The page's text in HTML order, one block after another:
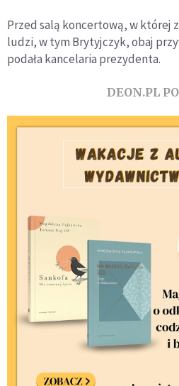
Przed salą koncertową, w której
ludzi, w tym Brytyjczyk, obaj
podała kancelaria prezydenta.
DEON.PL